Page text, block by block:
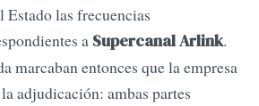
Estado las frecuencias
a Supercanal Arlink.
marcaban entonces que la empresa
adjudicación: ambas partes